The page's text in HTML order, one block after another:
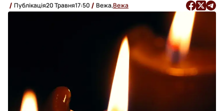
Публікація20 Травня17:50 Вежа,Вежа